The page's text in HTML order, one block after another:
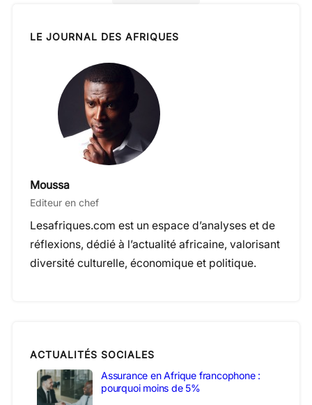
LE JOURNAL DES AFRIQUES
Moussa
Editeur en chef
Lesafriques.com est un espace d’analyses et de
réflexions, dédié à l’actualité africaine, valorisant
diversité culturelle, économique et politique.
ACTUALITÉS SOCIALES
Assurance en Afrique francophone :
pourquoi moins de 5%